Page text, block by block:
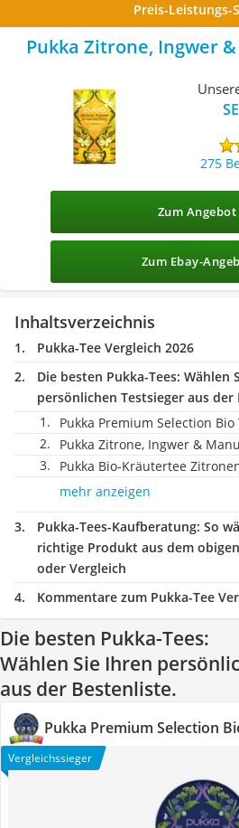
Preis-Leistungs-
Pukka Zitrone, Ingwer
275
Zum Angebot
Zum Ebay-
Inhaltsverzeichnis
Pukka-Tee Vergleich 2026
Die besten Pukka-Tees: Wählen
persönlichen Testsieger aus der
Pukka Premium Selection Bio
Pukka Zitrone, Ingwer &
Pukka Bio-Kräutertee
mehr anzeigen
Pukka-Tees-Kaufberatung: So
richtige Produkt aus dem
oder Vergleich
Kommentare zum Pukka-Tee
Die besten Pukka-Tees:
Wählen Sie Ihren
aus der Bestenliste.
Pukka Premium Selection
Vergleichssieger